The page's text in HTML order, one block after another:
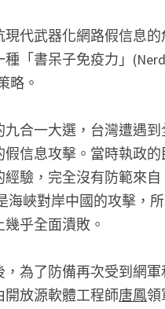
現代武器化網路假信息的
「書呆子免疫力」(Nerd
略。
九合一大選，台灣遭遇
假信息攻擊。當時執政的
經驗，完全沒有防範來自
海峽對岸中國的攻擊，
乎全面潰敗。
，為了防備再次受到網軍
開放源軟體工程師唐鳳領